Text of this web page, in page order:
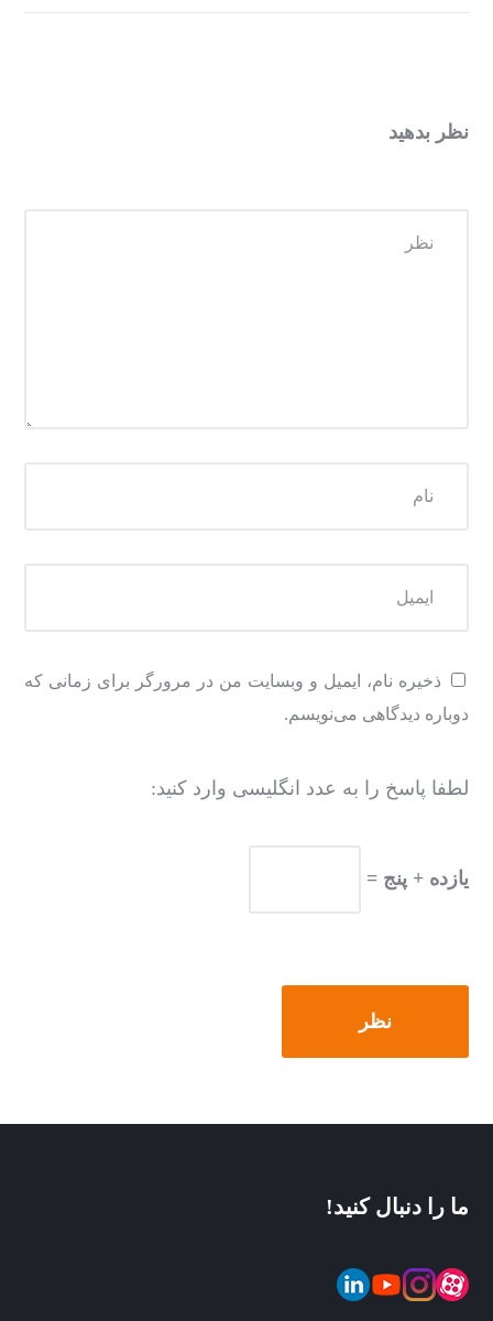
نظر بدهید
ذخیره نام، ایمیل و وبسایت من در مرورگر برای زمانی که
دوباره دیدگاهی می‌نویسم.
لطفا پاسخ را به عدد انگلیسی وارد کنید:
یازده + پنج =
ما را دنبال کنید!